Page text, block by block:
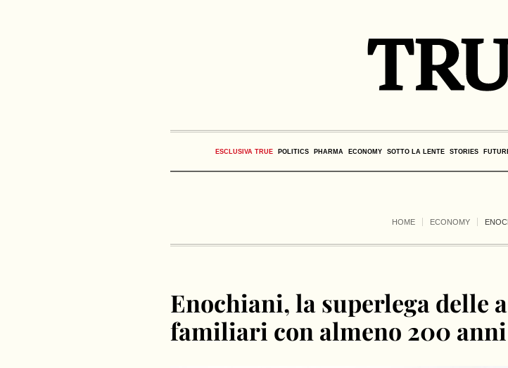
ESCLUSIVA TRUE POLITICS PHARMA ECONOMY SOTTO LA LENTE STORIES
HOME ECONOMY
Enochiani, la superlega delle
familiari con almeno 200 anni